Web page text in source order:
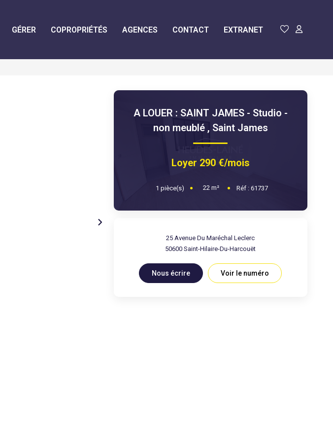
GÉRER COPROPRIÉTÉS AGENCES CONTACT EXTRANET
A LOUER : SAINT JAMES - Studio -
non meublé , Saint James
Loyer 290 €/mois
1pièce(s) 22m² Réf :61737
25 Avenue Du Maréchal Leclerc
50600Saint-Hilaire-Du-Harcouët
Nous écrire Voir le numéro